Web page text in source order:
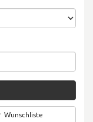
Wunschliste